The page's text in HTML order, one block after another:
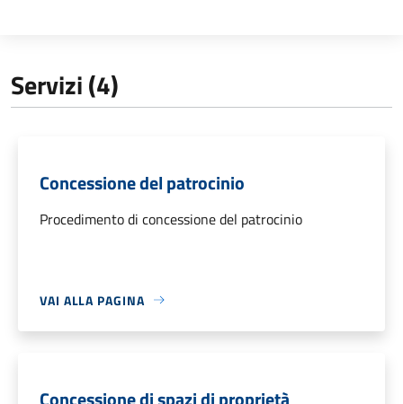
Servizi (4)
Concessione del patrocinio
Procedimento di concessione del patrocinio
VAI ALLA PAGINA